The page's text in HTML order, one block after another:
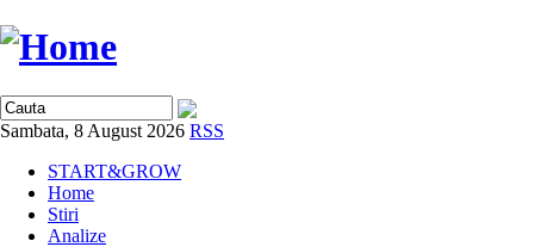
Sambata, 8 August 2026 RSS
START&GROW
Home
Stiri
Analize